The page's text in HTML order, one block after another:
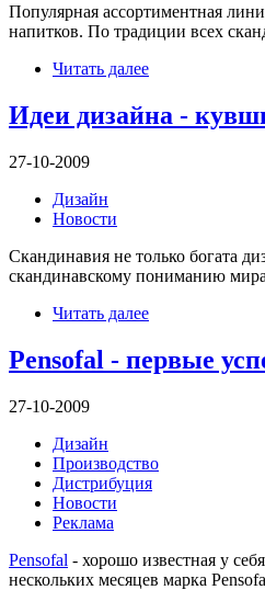
Популярная ассортиментная
напитков. По традиции всех
Читать далее
Идеи дизайна -
27-10-2009
Дизайн
Новости
Скандинавия не только богата
скандинавскому пониманию
Читать далее
Pensofal - первые
27-10-2009
Дизайн
Производство
Дистрибуция
Новости
Реклама
Pensofal - хорошо известная у
нескольких месяцев марка